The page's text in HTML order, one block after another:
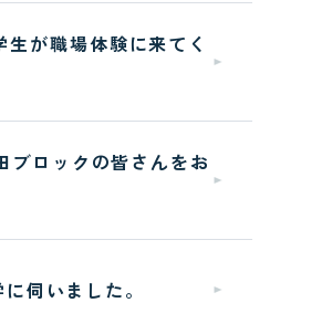
が職場体験に来てく
ブロックの皆さんをお
伺いました。